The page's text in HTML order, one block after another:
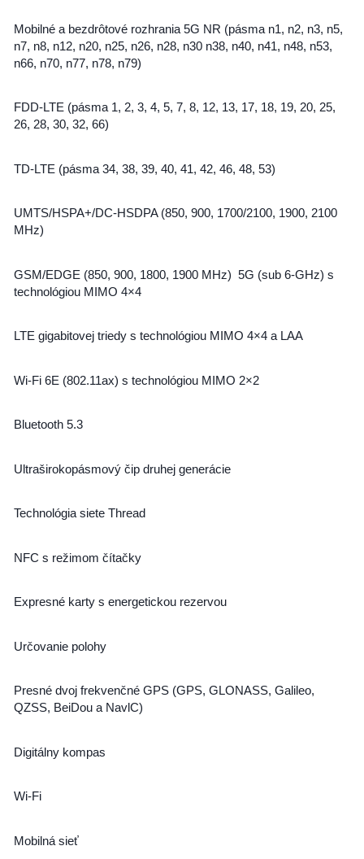
Mobilné a bezdrôtové rozhrania 5G NR (pásma n1, n2, n3, n5,
n7, n8, n12, n20, n25, n26, n28, n30 n38, n40, n41, n48, n53,
n66, n70, n77, n78, n79)
FDD-LTE (pásma 1, 2, 3, 4, 5, 7, 8, 12, 13, 17, 18, 19, 20, 25,
26, 28, 30, 32, 66)
TD-LTE (pásma 34, 38, 39, 40, 41, 42, 46, 48, 53)
UMTS/HSPA+/DC-HSDPA (850, 900, 1700/2100, 1900, 2100
MHz)
GSM/EDGE (850, 900, 1800, 1900 MHz) 5G (sub 6-GHz) s
technológiou MIMO 4×4
LTE gigabitovej triedy s technológiou MIMO 4×4 a LAA
Wi-Fi 6E (802.11ax) s technológiou MIMO 2×2
Bluetooth 5.3
Ultraširokopásmový čip druhej generácie
Technológia siete Thread
NFC s režimom čítačky
Expresné karty s energetickou rezervou
Určovanie polohy
Presné dvoj frekvenčné GPS (GPS, GLONASS, Galileo,
QZSS, BeiDou a NavlC)
Digitálny kompas
Wi-Fi
Mobilná sieť